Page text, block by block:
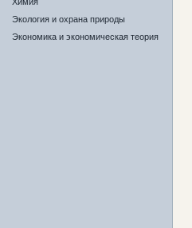
Экология и охрана природы
Экономика и экономическая теория